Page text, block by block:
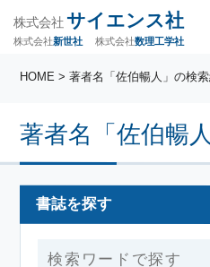
株式会社 サイエンス社
株式会社新世社 株式会社数理工学社
著者名「佐伯暢
HOME > 著者名「佐伯暢人」の検
書誌を探す